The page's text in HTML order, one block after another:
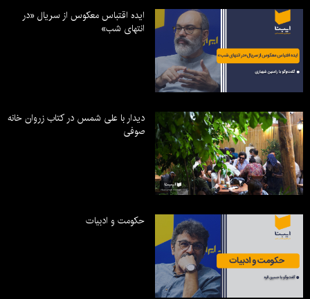
ایده اقتباس معکوس از سریال «در
انتهای شب»
دیدار با علی شمس در کتاب زروان خانه
صوفی
حکومت و ادبیات